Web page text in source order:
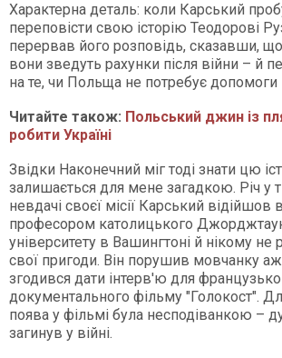
Характерна деталь: коли Карський
переповісти свою історію Теодорові
перервав його розповідь, сказавши,
вони зведуть рахунки після війни – й
на те, чи Польща не потребує допомоги
Читайте також: Польський джин із
робити Україні
Звідки Наконечний міг тоді знати цю
залишається для мене загадкою. Річ у
невдачі своєї місії Карський відійшов
професором католицького
університету в Вашингтоні й нікому не
свої пригоди. Він порушив мовчанку
згодився дати інтерв'ю для
документального фільму "Голокост".
поява у фільмі була несподіванкою –
загинув у війні.